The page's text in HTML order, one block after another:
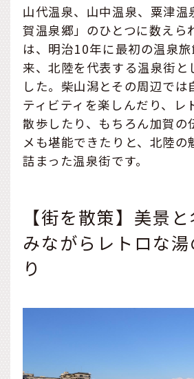
山代温泉、山中温泉、粟津温
賀温泉郷」のひとつに数えら
は、明治10年に最初の温泉
来、北陸を代表する温泉街と
した。柴山潟とその周辺では
ティビティを楽しんだり、レ
散歩したり、もちろん加賀の
メも堪能できたりと、北陸の
詰まった温泉街です。
【街を散策】美景
みながらレトロな
り